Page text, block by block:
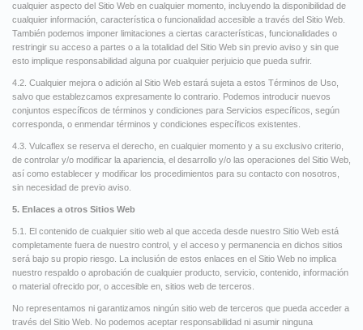
cualquier aspecto del Sitio Web en cualquier momento, incluyendo la disponibilidad de
cualquier información, característica o funcionalidad accesible a través del Sitio Web.
También podemos imponer limitaciones a ciertas características, funcionalidades o
restringir su acceso a partes o a la totalidad del Sitio Web sin previo aviso y sin que
esto implique responsabilidad alguna por cualquier perjuicio que pueda sufrir.
4.2. Cualquier mejora o adición al Sitio Web estará sujeta a estos Términos de Uso,
salvo que establezcamos expresamente lo contrario. Podemos introducir nuevos
conjuntos específicos de términos y condiciones para Servicios específicos, según
corresponda, o enmendar términos y condiciones específicos existentes.
4.3. Vulcaflex se reserva el derecho, en cualquier momento y a su exclusivo criterio,
de controlar y/o modificar la apariencia, el desarrollo y/o las operaciones del Sitio Web,
así como establecer y modificar los procedimientos para su contacto con nosotros,
sin necesidad de previo aviso.
5. Enlaces a otros Sitios Web
5.1. El contenido de cualquier sitio web al que acceda desde nuestro Sitio Web está
completamente fuera de nuestro control, y el acceso y permanencia en dichos sitios
será bajo su propio riesgo. La inclusión de estos enlaces en el Sitio Web no implica
nuestro respaldo o aprobación de cualquier producto, servicio, contenido, información
o material ofrecido por, o accesible en, sitios web de terceros.
No representamos ni garantizamos ningún sitio web de terceros que pueda acceder a
través del Sitio Web. No podemos aceptar responsabilidad ni asumir ninguna